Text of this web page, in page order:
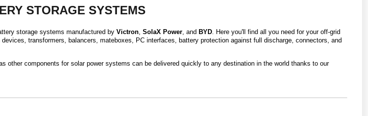
STORAGE SYSTEMS
storage systems manufactured by Victron, SolaX Power, and BYD. Here you'll find all you need for your off-grid
transformers, balancers, mateboxes, PC interfaces, battery protection against full discharge, connectors, and
other components for solar power systems can be delivered quickly to any destination in the world thanks to our